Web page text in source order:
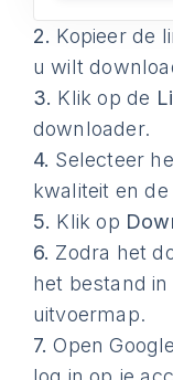
2. Kopieer de
u wilt
3. Klik op de
downloader.
4. Selecteer
kwaliteit en
5. Klik op
6. Zodra het
het bestand
uitvoermap.
7. Open